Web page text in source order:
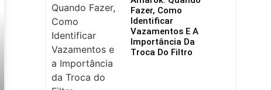
Fazer, Como
Identificar
Vazamentos E A
Importância Da
Troca Do Filtro